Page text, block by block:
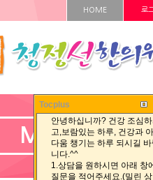
HOME 로
MEMBER
Tocplus